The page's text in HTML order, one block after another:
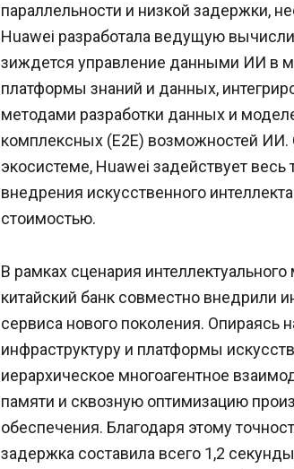
параллельности и низкой задержки,
Huawei разработала ведущую
зиждется управление данными ИИ в
платформы знаний и данных,
методами разработки данных и
комплексных (E2E) возможностей
экосистеме, Huawei задействует
внедрения искусственного
стоимостью.
В рамках сценария
китайский банк совместно внедрили
сервиса нового поколения. Опираясь
инфраструктуру и платформы
иерархическое многоагентное
памяти и сквозную оптимизацию
обеспечения. Благодаря этому
задержка составила всего 1,2